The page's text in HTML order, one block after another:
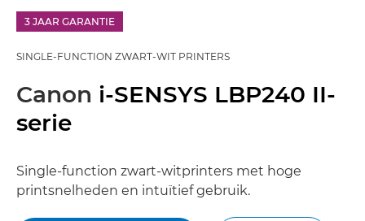
3 JAAR GARANTIE
SINGLE-FUNCTION ZWART-WIT PRINTERS
Canon i-SENSYS LBP240 II-
serie
Single-function zwart-witprinters met hoge
printsnelheden en intuïtief gebruik.